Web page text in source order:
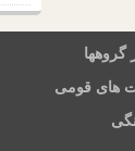
گروهها
های قومی